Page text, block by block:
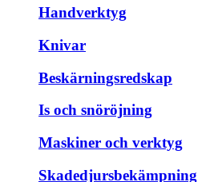
Handverktyg
Knivar
Beskärningsredskap
Is och snöröjning
Maskiner och verktyg
Skadedjursbekämpning